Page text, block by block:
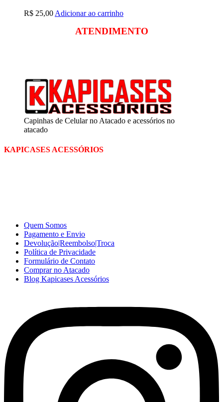
R$ 25,00 Adicionar ao carrinho
ATENDIMENTO
Capinhas de Celular no Atacado e acessórios no
atacado
KAPICASES ACESSÓRIOS
Quem Somos
Pagamento e Envio
Devolução|Reembolso|Troca
Política de Privacidade
Formulário de Contato
Comprar no Atacado
Blog Kapicases Acessórios